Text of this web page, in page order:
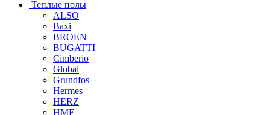
Теплые полы
ALSO
Baxi
BROEN
BUGATTI
Cimberio
Global
Grundfos
Hermes
HERZ
HME